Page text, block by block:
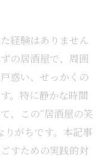
経験はありません
の居酒屋で、周囲
惑い、せっかくの
。特に静かな時間
、この“居酒屋の笑
りがちです。本記事
すための実践的対